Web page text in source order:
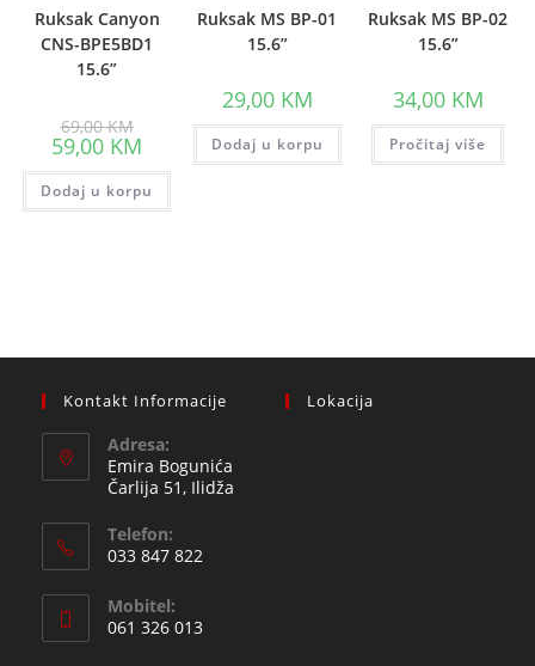
Ruksak Canyon
CNS-BPE5BD1
15.6”
69,00KM Original
price
was:
69,00 KM.
59,00 KM
is:
59,00 KM.
Dodaj u korpu
Ruksak MS BP-01
15.6”
29,00 KM
Dodaj u korpu
Ruksak MS BP-02
15.6”
34,00 KM
Pročitaj više
Kontakt Informacije
Adresa:
Emira Bogunića
Čarlija 51, Ilidža
Telefon:
033 847 822
in
your
Mobitel:
061 326 013
Lokacija